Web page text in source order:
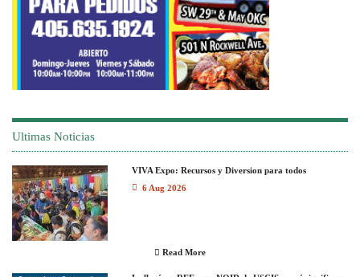
Ultimas Noticias
VIVA Expo: Recursos y Diversion para todos
6 Aug 2026
Read More